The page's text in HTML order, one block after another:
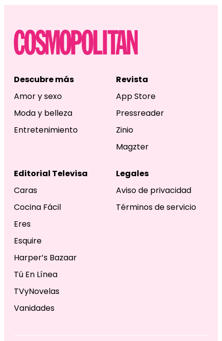
Descubre más
Amor y sexo
Moda y belleza
Entretenimiento
Revista
App Store
Pressreader
Zinio
Magzter
Editorial Televisa
Caras
Cocina Fácil
Eres
Esquire
Harper’s Bazaar
Tú En Línea
TVyNovelas
Vanidades
Legales
Aviso de privacidad
Términos de servicio